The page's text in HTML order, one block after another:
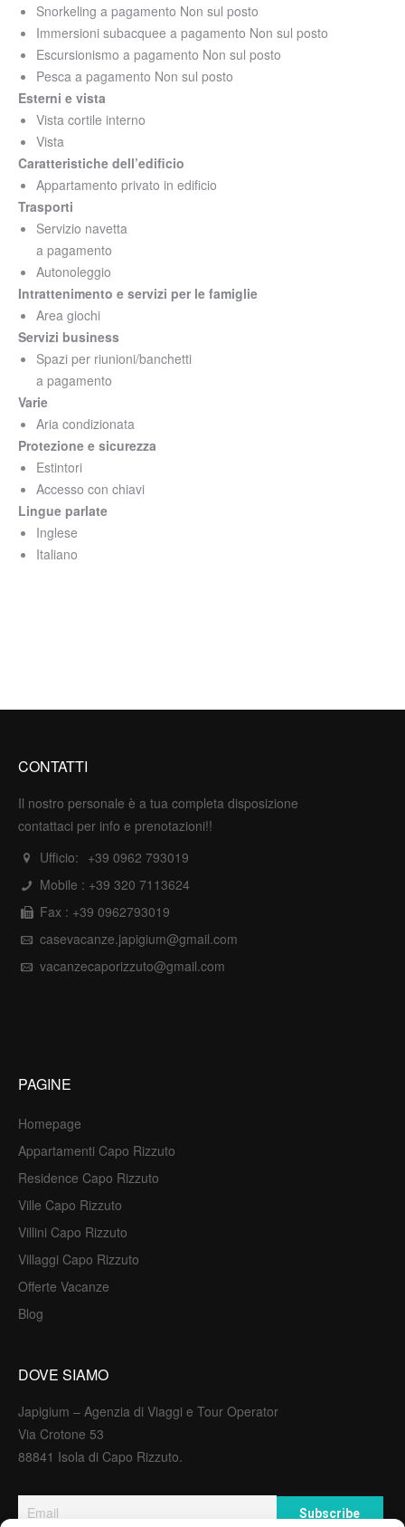
Snorkeling a pagamento Non sul posto
Immersioni subacquee a pagamento Non sul posto
Escursionismo a pagamento Non sul posto
Pesca a pagamento Non sul posto
Esterni e vista
Vista cortile interno
Vista
Caratteristiche dell’edificio
Appartamento privato in edificio
Trasporti
Servizio navetta
a pagamento
Autonoleggio
Intrattenimento e servizi per le famiglie
Area giochi
Servizi business
Spazi per riunioni/banchetti
a pagamento
Varie
Aria condizionata
Protezione e sicurezza
Estintori
Accesso con chiavi
Lingue parlate
Inglese
Italiano
CONTATTI
Il nostro personale è a tua completa disposizione
contattaci per info e prenotazioni!!
Ufficio: +39 0962 793019
Mobile : +39 320 7113624
Fax : +39 0962793019
casevacanze.japigium@gmail.com
vacanzecaporizzuto@gmail.com
PAGINE
Homepage
Appartamenti Capo Rizzuto
Residence Capo Rizzuto
Ville Capo Rizzuto
Villini Capo Rizzuto
Villaggi Capo Rizzuto
Offerte Vacanze
Blog
DOVE SIAMO
Japigium – Agenzia di Viaggi e Tour Operator
Via Crotone 53
88841 Isola di Capo Rizzuto.